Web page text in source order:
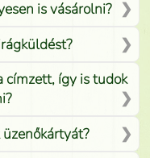
is vásárolni?
címzett, így is tudok